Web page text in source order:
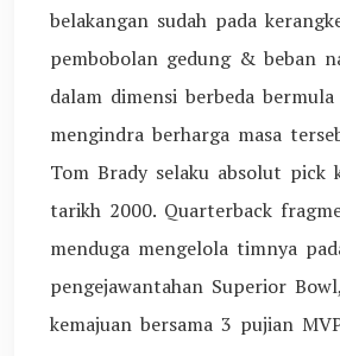
belakangan sudah pada
pembobolan gedung & beban
dalam dimensi berbeda
mengindra berharga masa
Tom Brady selaku absolut pick
tarikh 2000. Quarterback
menduga mengelola timnya
pengejawantahan Superior
kemajuan bersama 3 pujian